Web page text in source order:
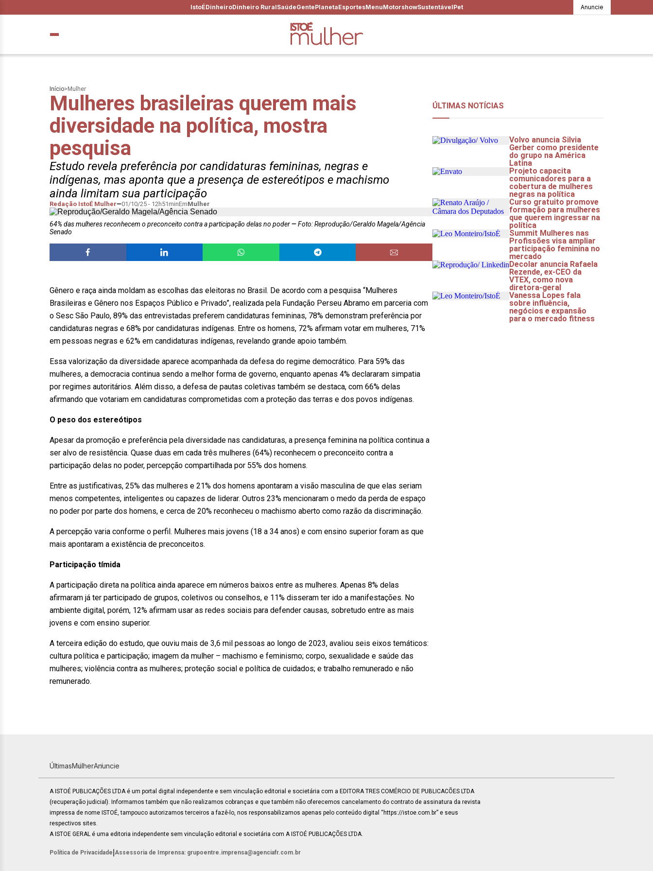
IstoÉDinheiroDinheiro RuralSaúdeGentePlanetaEsportesMenuMotorshowSustentávelPet Anuncie
Início> Mulher
Mulheres brasileiras querem mais
diversidade na política, mostra
pesquisa
Estudo revela preferência por candidaturas femininas, negras e
indígenas, mas aponta que a presença de estereótipos e machismo
ainda limitam sua participação
Redação IstoÉ Mulher 01/10/25 - 12h51minEmMulher
64% das mulheres reconhecem o preconceito contra a participação delas no poder
Foto: Reprodução/Geraldo Magela/Agência
Senado
Gênero e raça ainda moldam as escolhas das eleitoras no Brasil. De acordo com a pesquisa “Mulheres
Brasileiras e Gênero nos Espaços Público e Privado”, realizada pela Fundação Perseu Abramo em parceria com
o Sesc São Paulo, 89% das entrevistadas preferem candidaturas femininas, 78% demonstram preferência por
candidaturas negras e 68% por candidaturas indígenas. Entre os homens, 72% afirmam votar em mulheres, 71%
em pessoas negras e 62% em candidaturas indígenas, revelando grande apoio também.
Essa valorização da diversidade aparece acompanhada da defesa do regime democrático. Para 59% das
mulheres, a democracia continua sendo a melhor forma de governo, enquanto apenas 4% declararam simpatia
por regimes autoritários. Além disso, a defesa de pautas coletivas também se destaca, com 66% delas
afirmando que votariam em candidaturas comprometidas com a proteção das terras e dos povos indígenas.
O peso dos estereótipos
Apesar da promoção e preferência pela diversidade nas candidaturas, a presença feminina na política continua a
ser alvo de resistência. Quase duas em cada três mulheres (64%) reconhecem o preconceito contra a
participação delas no poder, percepção compartilhada por 55% dos homens.
Entre as justificativas, 25% das mulheres e 21% dos homens apontaram a visão masculina de que elas seriam
menos competentes, inteligentes ou capazes de liderar. Outros 23% mencionaram o medo da perda de espaço
no poder por parte dos homens, e cerca de 20% reconheceu o machismo aberto como razão da discriminação.
A percepção varia conforme o perfil. Mulheres mais jovens (18 a 34 anos) e com ensino superior foram as que
mais apontaram a existência de preconceitos.
Participação tímida
A participação direta na política ainda aparece em números baixos entre as mulheres. Apenas 8% delas
afirmaram já ter participado de grupos, coletivos ou conselhos, e 11% disseram ter ido a manifestações. No
ambiente digital, porém, 12% afirmam usar as redes sociais para defender causas, sobretudo entre as mais
jovens e com ensino superior.
A terceira edição do estudo, que ouviu mais de 3,6 mil pessoas ao longo de 2023, avaliou seis eixos temáticos:
cultura política e participação; imagem da mulher – machismo e feminismo; corpo, sexualidade e saúde das
mulheres; violência contra as mulheres; proteção social e política de cuidados; e trabalho remunerado e não
remunerado.
ÚltimasMulherAnuncie
A ISTOÉ PUBLICAÇÕES LTDA é um portal digital independente e sem vinculação editorial e societária com a EDITORA TRES COMÉRCIO DE PUBLICACÕES LTDA
(recuperação judicial). Informamos também que não realizamos cobranças e que também não oferecemos cancelamento do contrato de assinatura da revista
impressa de nome ISTOÉ, tampouco autorizamos terceiros a fazê-lo, nos responsabilizamos apenas pelo conteúdo digital “https://istoe.com.br” e seus
respectivos sites.
A ISTOE GERAL é uma editoria independente sem vinculação editorial e societária com A ISTOÉ PUBLICAÇÕES LTDA.
Política de Privacidade Assessoria de Imprensa: grupoentre.imprensa@agenciafr.com.br